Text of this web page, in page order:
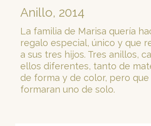
Anillo, 2014
La familia de Marisa quería
regalo especial, único y que
a sus tres hijos. Tres anillos,
ellos diferentes, tanto de
de forma y de color, pero
formaran uno de solo.